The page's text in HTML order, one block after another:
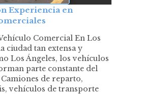
Experiencia en
Comercial En Los
ciudad tan extensa y
Los Ángeles, los vehículos
parte constante del
de reparto,
vehículos de transporte